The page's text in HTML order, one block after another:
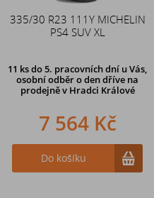
335/30 R23 111Y MICHELIN
PS4 SUV XL
11 ksdo 5. pracovních dní u Vás,
osobní odběr o den dříve na
prodejněv Hradci Králové
7 564 Kč
Do košíku